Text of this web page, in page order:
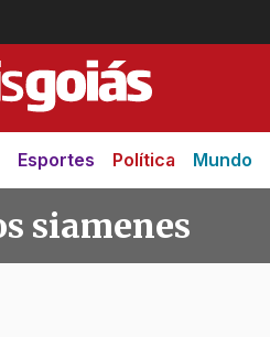
Esportes Política Mundo
siamenes